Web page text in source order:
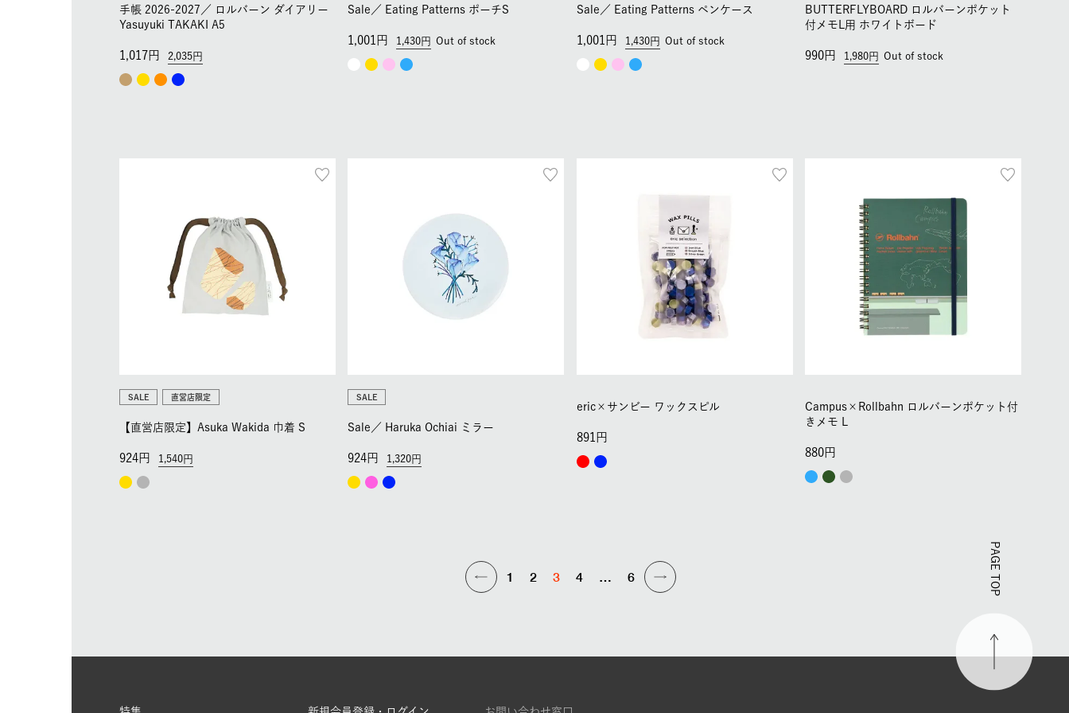
手帳 2026-2027／ ロルバーン ダイアリー
Yasuyuki TAKAKI A5
2,035
1,017
Sale／ Eating Patterns ポーチS
1,430
1,001 Out of stock
Sale／ Eating Patterns ペンケース
1,430
1,001 Out of stock
BUTTERFLYBOARD ロルバーンポケット
付メモL用 ホワイトボード
1,980
990 Out of stock
SALE 直営店限定
【直営店限定】Asuka Wakida 巾着 S
1,540
924
SALE
Sale／ Haruka Ochiai ミラー
1,320
924
eric×サンビー ワックスピル
891
Campus×Rollbahn ロルバーンポケット付
きメモ L
880
1 2 3 4 6 PAGE TOP